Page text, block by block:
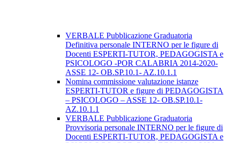
VERBALE Pubblicazione Graduatoria
Definitiva personale INTERNO per le figure di
Docenti ESPERTI-TUTOR, PEDAGOGISTA e
PSICOLOGO -POR CALABRIA 2014-2020-
ASSE 12- OB.SP.10.1- AZ.10.1.1
Nomina commissione valutazione istanze
ESPERTI-TUTOR e figure di PEDAGOGISTA
– PSICOLOGO – ASSE 12- OB.SP.10.1-
AZ.10.1.1
VERBALE Pubblicazione Graduatoria
Provvisoria personale INTERNO per le figure di
Docenti ESPERTI-TUTOR, PEDAGOGISTA e